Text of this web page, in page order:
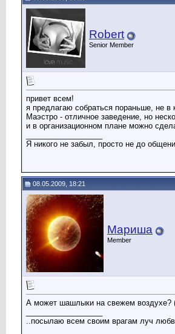
Robert
Senior Member
привет всем!
я предлагаю собраться пораньше, не
Маэстро - отличное заведение, но
и в организационном плане можно
Я никого не забыл, просто не до
08.05.2009, 18:21
Мариша
Member
А может шашлыки на свежем воздухе?
..посылаю всем своим врагам луч